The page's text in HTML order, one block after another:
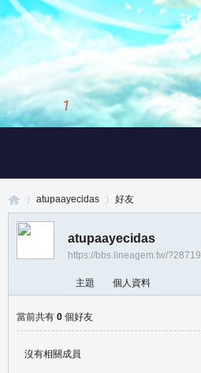
1 / 3
atupaayecidas 好友
atupaayecidas
https://bbs.lineagem.tw/?28719
主題 個人資料
當前共有 0 個好友
沒有相關成員